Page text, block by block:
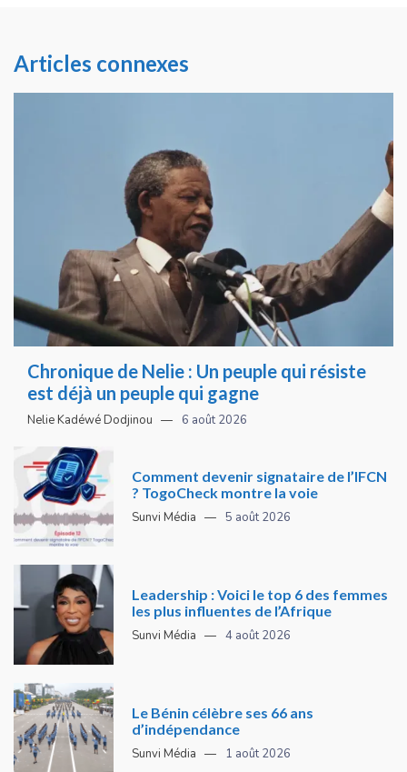
Articles connexes
Chronique de Nelie : Un peuple qui résiste
est déjà un peuple qui gagne
Nelie Kadéwé Dodjinou 6 août 2026
Comment devenir signataire de l’IFCN
? TogoCheck montre la voie
Sunvi Média 5 août 2026
Leadership : Voici le top 6 des femmes
les plus influentes de l’Afrique
Sunvi Média 4 août 2026
Le Bénin célèbre ses 66 ans
d’indépendance
Sunvi Média 1 août 2026